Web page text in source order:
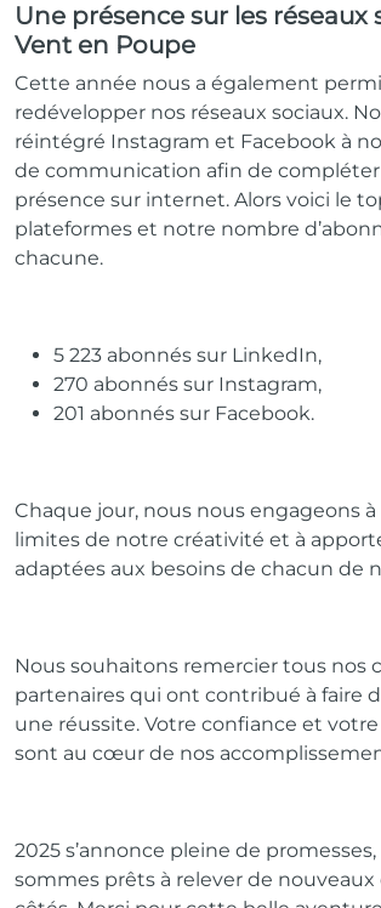
Une présence sur les réseaux
Vent en Poupe
Cette année nous a également
redévelopper nos réseaux sociaux.
réintégré Instagram et Facebook à
de communication afin de
présence sur internet. Alors voici le
plateformes et notre nombre
chacune.
5 223 abonnés sur LinkedIn,
270 abonnés sur Instagram,
201 abonnés sur Facebook.
Chaque jour, nous nous engageons à
limites de notre créativité et à
adaptées aux besoins de chacun de
Nous souhaitons remercier tous nos
partenaires qui ont contribué à faire
une réussite. Votre confiance et
sont au cœur de nos
2025 s’annonce pleine de
sommes prêts à relever de nouveaux